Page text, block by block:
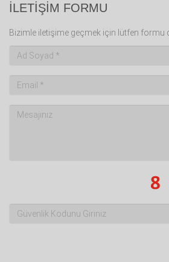
İLETİŞİM FORMU
Bizimle iletişime geçmek için lütfen formu